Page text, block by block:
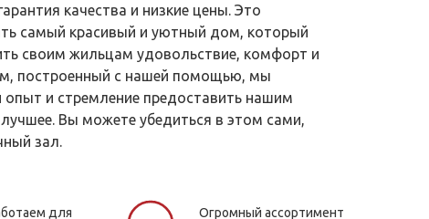
качества и низкие цены. Это
самый красивый и уютный дом, который
своим жильцам удовольствие, комфорт и
построенный с нашей помощью, мы
опыт и стремление предоставить нашим
Вы можете убедиться в этом сами,
зал.
для
Огромный ассортимент